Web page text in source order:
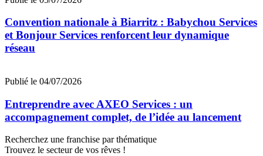
Convention nationale à Biarritz : Babychou Services
et Bonjour Services renforcent leur dynamique
réseau
Publié le 04/07/2026
Entreprendre avec AXEO Services : un
accompagnement complet, de l’idée au lancement
Recherchez une franchise par thématique
Trouvez le secteur de vos rêves !